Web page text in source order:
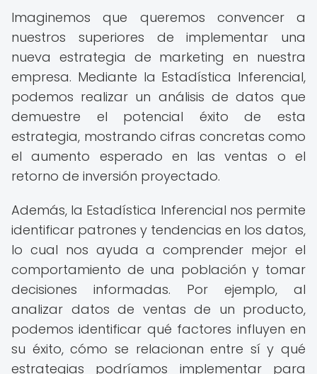
Imaginemos que queremos convencer a
nuestros superiores de implementar una
nueva estrategia de marketing en nuestra
empresa. Mediante la Estadística Inferencial,
podemos realizar un análisis de datos que
demuestre el potencial éxito de esta
estrategia, mostrando cifras concretas como
el aumento esperado en las ventas o el
retorno de inversión proyectado.
Además, la Estadística Inferencial nos permite
identificar patrones y tendencias en los datos,
lo cual nos ayuda a comprender mejor el
comportamiento de una población y tomar
decisiones informadas. Por ejemplo, al
analizar datos de ventas de un producto,
podemos identificar qué factores influyen en
su éxito, cómo se relacionan entre sí y qué
estrategias podríamos implementar para